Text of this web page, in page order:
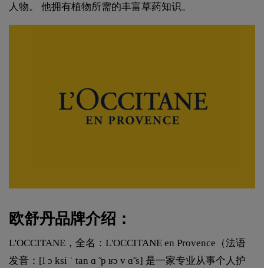
人物。 他拥有植物所需的丰富草药知识。
欧舒丹品牌介绍：
L'OCCITANE，全名：L'OCCITANE en Provence（法语
发音：[l ɔ ksi ˈ tan ɑ ̃ p ʁɔ v ɑ̃ s] 是一家专业从事个人护